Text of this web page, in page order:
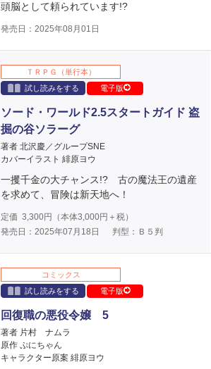
頭脳として頼られています!?
発売日：2025年08月01日
ＴＲＰＧ（単行本）
試し読みをする
電子版
ソード・ワールド2.5スタートガイド 盗
掘の谷ソラーグ
著者 北沢慶／グループSNE
カバーイラスト 緋原ヨウ
一攫千金の大チャンス!? 古の魔法王の遺産
を求めて、冒険は新天地へ！
定価 3,300円（本体3,000円＋税）
発売日：2025年07月18日
判型：Ｂ５判
コミックス
試し読みをする
電子版
回復職の悪役令嬢 5
著者 片村 ナムラ
原作 ぷにちゃん
キャラクター原案 緋原ヨウ